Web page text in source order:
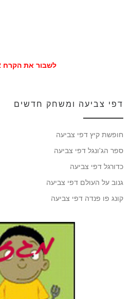
לשבור את הקרח 2 הסרט
דפי צביעה ומשחק חדשים
חופשת קיץ דפי צביעה
ספר הג'ונגל דפי צביעה
כדורגל דפי צביעה
גנוב על העולם דפי צביעה
קונג פו פנדה דפי צביעה